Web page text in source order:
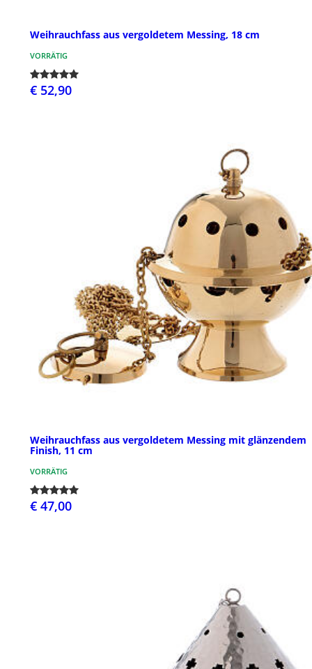
Weihrauchfass aus vergoldetem Messing, 18 cm
VORRÄTIG
€ 52,90
Weihrauchfass aus vergoldetem Messing mit glänzendem
Finish, 11 cm
VORRÄTIG
€ 47,00